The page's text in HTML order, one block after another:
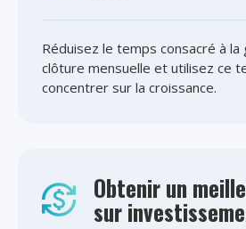
Réduisez le temps consacré à
clôture mensuelle et utilisez ce
concentrer sur la croissance.
Obtenir un
sur